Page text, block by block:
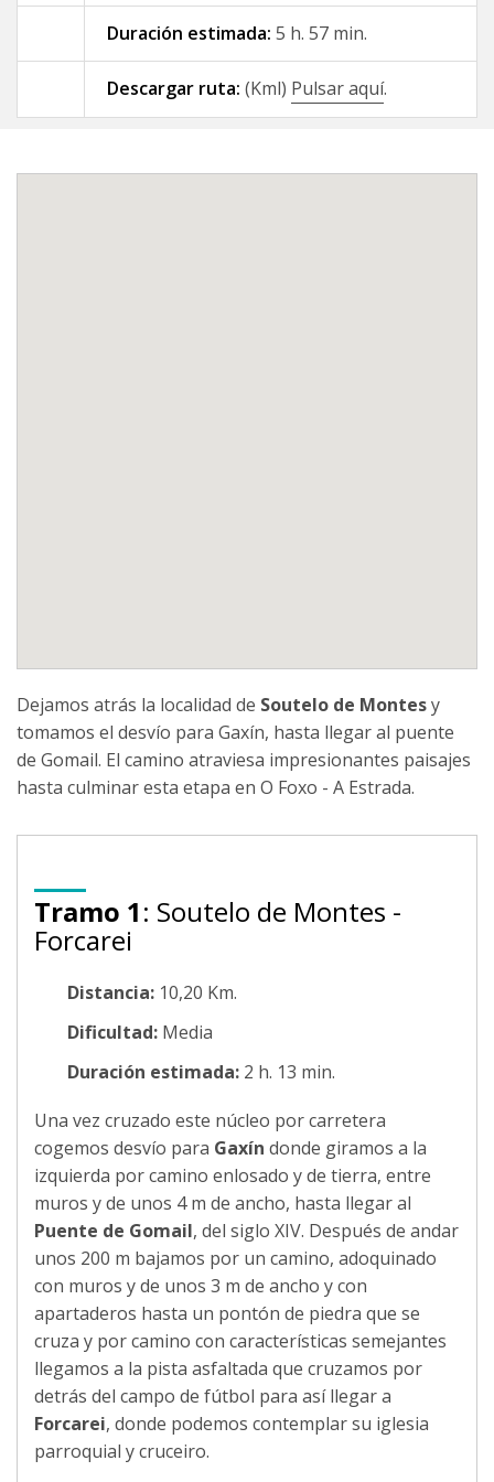
09 - A Gándara - Santiago de
Compostela
Duración estimada: 5 h. 57 min.
Descargar ruta: (Kml) Pulsar aquí.
Dejamos atrás la localidad de Soutelo de Montesy
tomamos el desvío para Gaxín, hasta llegar al puente
de Gomail. El camino atraviesa impresionantes paisajes
hasta culminar esta etapa en O Foxo - A Estrada.
Tramo 1: Soutelo de Montes -
Forcarei
Distancia: 10,20 Km.
Dificultad: Media
Duración estimada: 2 h. 13 min.
Una vez cruzado este núcleo por carretera
cogemos desvío para Gaxín donde giramos a la
izquierda por camino enlosado y de tierra, entre
muros y de unos 4 m de ancho, hasta llegar al
Puente de Gomail, del siglo XIV. Después de andar
unos 200 m bajamos por un camino, adoquinado
con muros y de unos 3 m de ancho y con
apartaderos hasta un pontón de piedra que se
cruza y por camino con características semejantes
llegamos a la pista asfaltada que cruzamos por
detrás del campo de fútbol para así llegar a
Forcarei, donde podemos contemplar su iglesia
parroquial y cruceiro.